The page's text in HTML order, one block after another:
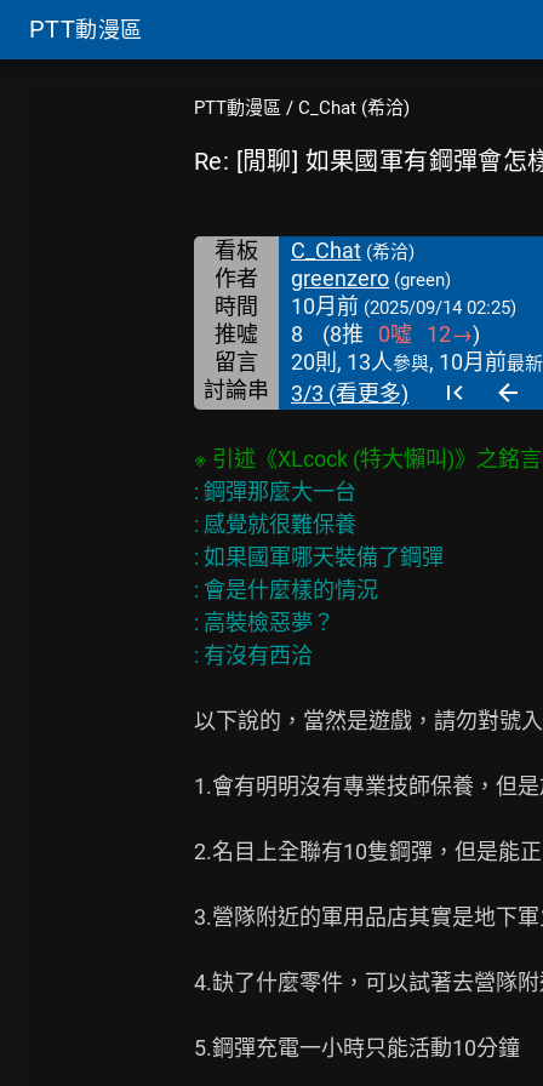
PTT動漫區
PTT動漫區 / C_Chat (希洽)
Re: [閒聊] 如果國軍有鋼彈會怎
看板 C_Chat (希洽)
作者 greenzero (green)
時間 10月前 (2025/09/14 02:25)
推噓 8 (8推 0噓 12→)
留言
20則, 13人參與, 10月前最新
討論串 3/3 (看更多)
: 鋼彈那麼大一台
: 感覺就很難保養
: 如果國軍哪天裝備了鋼彈
: 會是什麼樣的情況
: 高裝檢惡夢？
以下說的，當然是遊戲，請勿對號
1.會有明明沒有專業技師保養，但
2.名目上全聯有10隻鋼彈，但是能
3.營隊附近的軍用品店其實是地下
4.缺了什麼零件，可以試著去營隊
5.鋼彈充電一小時只能活動10分鐘